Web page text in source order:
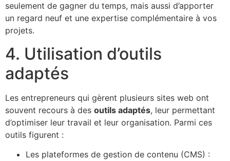
seulement de gagner du temps, mais aussi d’apporter
un regard neuf et une expertise complémentaire à vos
projets.
4. Utilisation d’outils
adaptés
Les entrepreneurs qui gèrent plusieurs sites web ont
souvent recours à des outils adaptés, leur permettant
d’optimiser leur travail et leur organisation. Parmi ces
outils figurent :
Les plateformes de gestion de contenu (CMS) :